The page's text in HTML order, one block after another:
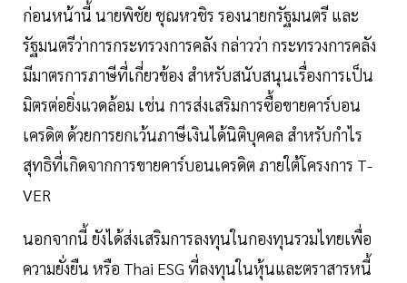
ก่อนหน้านี้ นายพิชัย ชุณหวชิร รองนายกรัฐมนตรี และ
รัฐมนตรีว่าการกระทรวงการคลัง กล่าวว่า กระทรวงการคลัง
มีมาตรการภาษีที่เกี่ยวข้อง สำหรับสนับสนุนเรื่องการเป็น
มิตรต่อยิ่งแวดล้อม เช่น การส่งเสริมการซื้อขายคาร์บอน
เครดิต ด้วยการยกเว้นภาษีเงินได้นิติบุคคล สำหรับกำไร
สุทธิที่เกิดจากการขายคาร์บอนเครดิต ภายใต้โครงการ T-
VER
นอกจากนี้ ยังได้ส่งเสริมการลงทุนในกองทุนรวมไทยเพื่อ
ความยั่งยืน หรือ Thai ESG ที่ลงทุนในหุ้นและตราสารหนี้